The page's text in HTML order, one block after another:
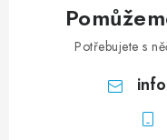
Potřebujete s
info